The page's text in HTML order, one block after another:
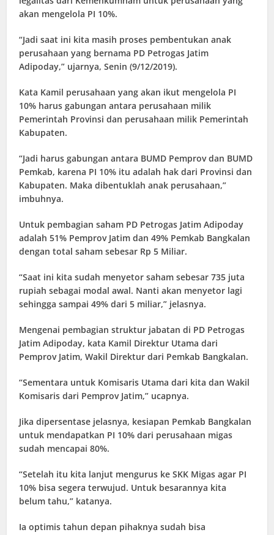
akan mengelola PI 10%.
“Jadi saat ini kita masih proses pembentukan anak
perusahaan yang bernama PD Petrogas Jatim
Adipoday,” ujarnya, Senin (9/12/2019).
Kata Kamil perusahaan yang akan ikut mengelola PI
10% harus gabungan antara perusahaan milik
Pemerintah Provinsi dan perusahaan milik Pemerintah
Kabupaten.
“Jadi harus gabungan antara BUMD Pemprov dan BUMD
Pemkab, karena PI 10% itu adalah hak dari Provinsi dan
Kabupaten. Maka dibentuklah anak perusahaan,”
imbuhnya.
Untuk pembagian saham PD Petrogas Jatim Adipoday
adalah 51% Pemprov Jatim dan 49% Pemkab Bangkalan
dengan total saham sebesar Rp 5 Miliar.
“Saat ini kita sudah menyetor saham sebesar 735 juta
rupiah sebagai modal awal. Nanti akan menyetor lagi
sehingga sampai 49% dari 5 miliar,” jelasnya.
Mengenai pembagian struktur jabatan di PD Petrogas
Jatim Adipoday, kata Kamil Direktur Utama dari
Pemprov Jatim, Wakil Direktur dari Pemkab Bangkalan.
“Sementara untuk Komisaris Utama dari kita dan Wakil
Komisaris dari Pemprov Jatim,” ucapnya.
Jika dipersentase jelasnya, kesiapan Pemkab Bangkalan
untuk mendapatkan PI 10% dari perusahaan migas
sudah mencapai 80%.
“Setelah itu kita lanjut mengurus ke SKK Migas agar PI
10% bisa segera terwujud. Untuk besarannya kita
belum tahu,” katanya.
Ia optimis tahun depan pihaknya sudah bisa